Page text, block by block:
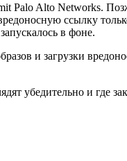
Palo Alto Networks.
ссылку
в фоне.
и загрузки
убедительно и где